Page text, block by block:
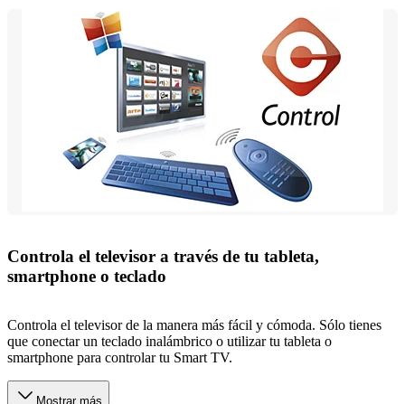
Controla el televisor a través de tu tableta,
smartphone o teclado
Controla el televisor de la manera más fácil y cómoda. Sólo tienes
que conectar un teclado inalámbrico o utilizar tu tableta o
smartphone para controlar tu Smart TV.
Mostrar más